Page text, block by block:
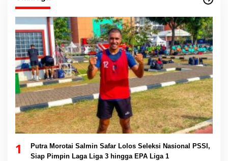
1
Putra Morotai Salmin Safar Lolos Seleksi Nasional PSSI,
Siap Pimpin Laga Liga 3 hingga EPA Liga 1